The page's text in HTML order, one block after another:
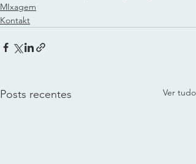
MIxagem
Kontakt
Posts recentes Ver tudo